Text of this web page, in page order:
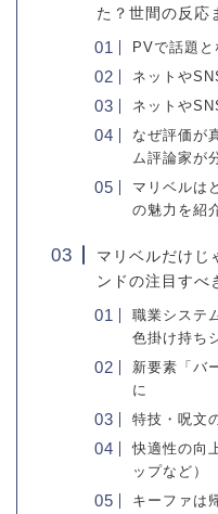
た？世間の反応
PVで話題
ネットや
ネットや
なぜ評価が
ム評論家が
マリベルは
の魅力を紹
マリベルだけじ
ンドの注目すべ
職業システ
色掛け持ち
新要素「バ
に
特技・呪文
快適性の向
ップなど）
キーファは